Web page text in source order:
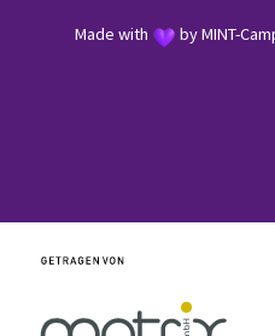
Made with by MINT-